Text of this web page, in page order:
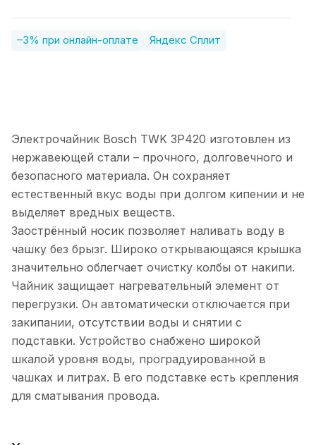
–3% при онлайн-оплате Яндекс Сплит
Электрочайник Bosch TWK 3P420 изготовлен из
нержавеющей стали – прочного, долговечного и
безопасного материала. Он сохраняет
естественный вкус воды при долгом кипении и не
выделяет вредных веществ.
Заострённый носик позволяет наливать воду в
чашку без брызг. Широко открывающаяся крышка
значительно облегчает очистку колбы от накипи.
Чайник защищает нагревательный элемент от
перегрузки. Он автоматически отключается при
закипании, отсутствии воды и снятии с
подставки. Устройство снабжено широкой
шкалой уровня воды, проградуированной в
чашках и литрах. В его подставке есть крепления
для сматывания провода.